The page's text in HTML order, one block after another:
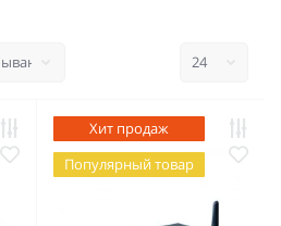
Хит продаж
Популярный товар